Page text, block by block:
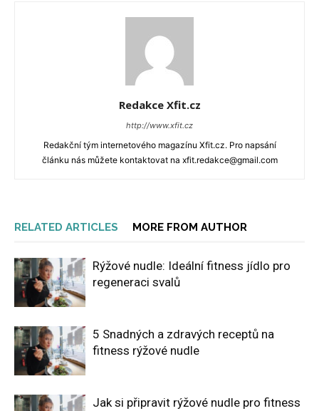
Redakce Xfit.cz
http://www.xfit.cz
Redakční tým internetového magazínu Xfit.cz. Pro napsání
článku nás můžete kontaktovat na xfit.redakce@gmail.com
RELATED ARTICLES MORE FROM AUTHOR
Rýžové nudle: Ideální fitness jídlo pro
regeneraci svalů
5 Snadných a zdravých receptů na
fitness rýžové nudle
Jak si připravit rýžové nudle pro fitness